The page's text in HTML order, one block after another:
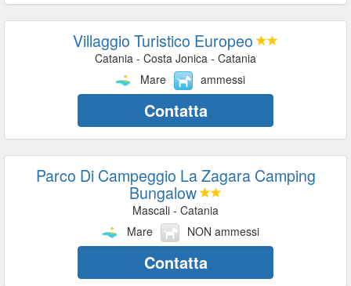
Villaggio Turistico Europeo
Catania - Costa Jonica - Catania
Mare
ammessi
Contatta
Parco Di Campeggio La Zagara Camping
Bungalow
Mascali - Catania
Mare
NON ammessi
Contatta